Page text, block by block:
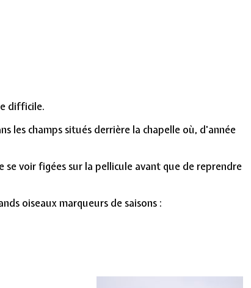
difficile.
les champs situés derrière la chapelle où, d'année
voir figées sur la pellicule avant que de reprendre
oiseaux marqueurs de saisons :